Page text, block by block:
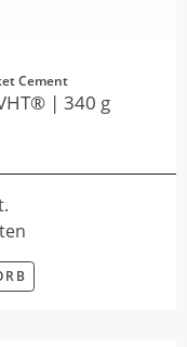
Cement
| 340 g